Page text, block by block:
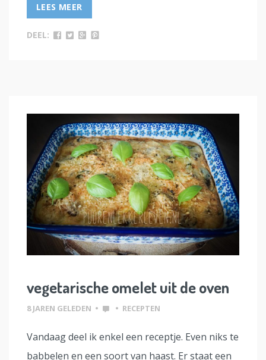
LEES MEER
DEEL:
vegetarische omelet uit de oven
8 JAREN GELEDEN • • RECEPTEN
Vandaag deel ik enkel een receptje. Even niks te
babbelen en een soort van haast. Er staat een